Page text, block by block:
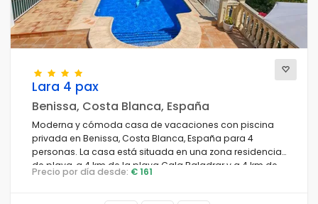
Lara 4 pax
Benissa, Costa Blanca, España
Moderna y cómoda casa de vacaciones con piscina
privada en Benissa, Costa Blanca, España para 4
personas. La casa está situada en una zona residencial
de playa, a 4 km de la playa Cala Baladrar y a 4 km de
Moraira.
Precio por día desde: € 161